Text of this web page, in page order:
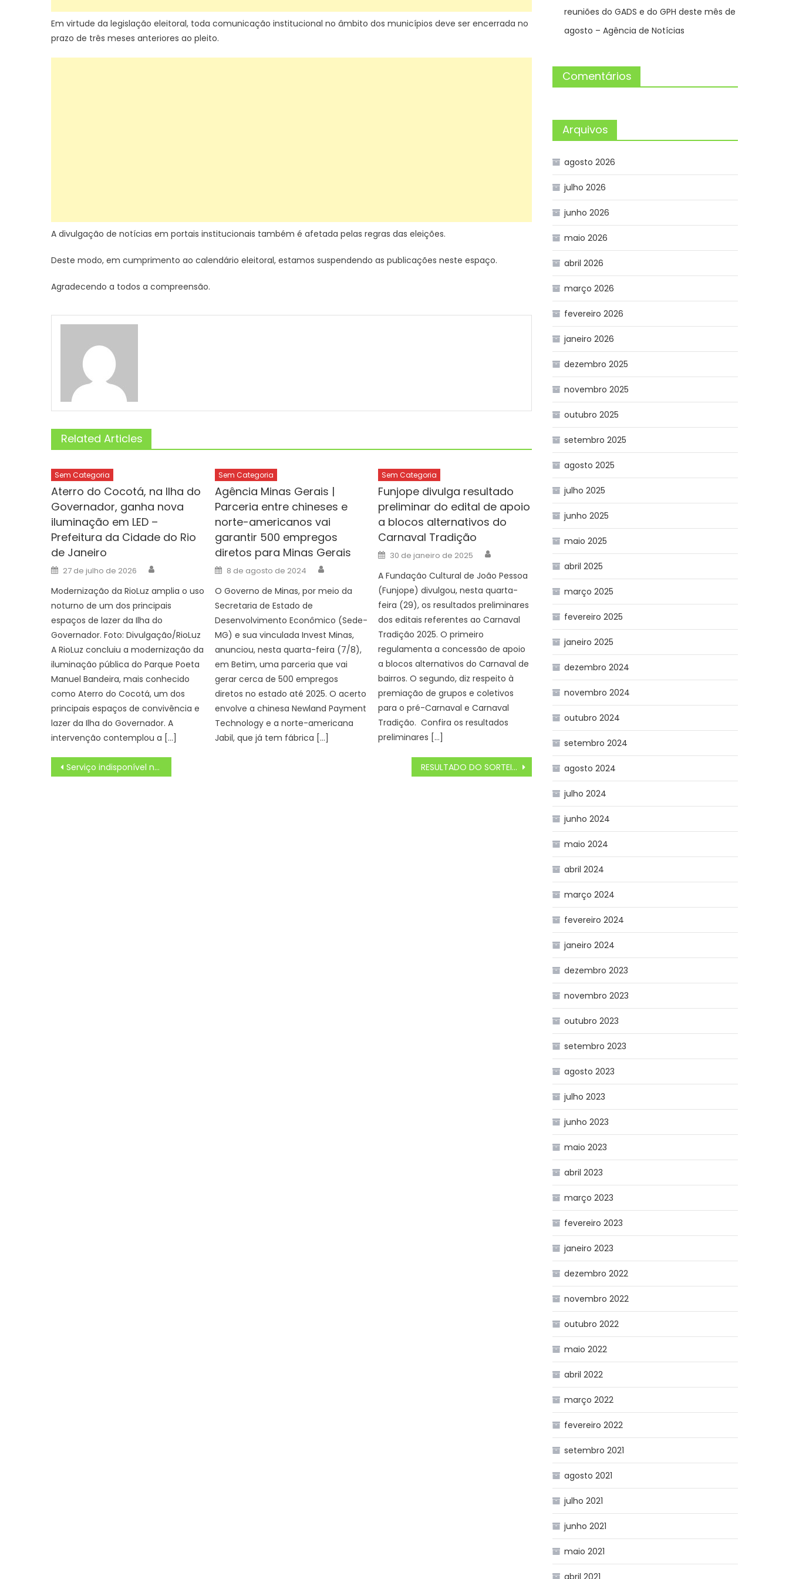
Em virtude da legislação eleitoral, toda comunicação institucional no âmbito dos municípios deve ser encerrada no
prazo de três meses anteriores ao pleito.
A divulgação de notícias em portais institucionais também é afetada pelas regras das eleições.
Deste modo, em cumprimento ao calendário eleitoral, estamos suspendendo as publicações neste espaço.
Agradecendo a todos a compreensão.
Related Articles
Sem Categoria
Aterro do Cocotá, na Ilha do
Governador, ganha nova
iluminação em LED –
Prefeitura da Cidade do Rio
de Janeiro
Posted
on
27 de julho de 2026
Modernização da RioLuz amplia o uso
noturno de um dos principais
espaços de lazer da Ilha do
Governador. Foto: Divulgação/RioLuz
A RioLuz concluiu a modernização da
iluminação pública do Parque Poeta
Manuel Bandeira, mais conhecido
como Aterro do Cocotá, um dos
principais espaços de convivência e
lazer da Ilha do Governador. A
intervenção contemplou a […]
Sem Categoria
Agência Minas Gerais |
Parceria entre chineses e
norte-americanos vai
garantir 500 empregos
diretos para Minas Gerais
Posted
on
8 de agosto de 2024
O Governo de Minas, por meio da
Secretaria de Estado de
Desenvolvimento Econômico (Sede-
MG) e sua vinculada Invest Minas,
anunciou, nesta quarta-feira (7/8),
em Betim, uma parceria que vai
gerar cerca de 500 empregos
diretos no estado até 2025. O acerto
envolve a chinesa Newland Payment
Technology e a norte-americana
Jabil, que já tem fábrica […]
Sem Categoria
Funjope divulga resultado
preliminar do edital de apoio
a blocos alternativos do
Carnaval Tradição
Posted
on
30 de janeiro de 2025
A Fundação Cultural de João Pessoa
(Funjope) divulgou, nesta quarta-
feira (29), os resultados preliminares
dos editais referentes ao Carnaval
Tradição 2025. O primeiro
regulamenta a concessão de apoio
a blocos alternativos do Carnaval de
bairros. O segundo, diz respeito à
premiação de grupos e coletivos
para o pré-Carnaval e Carnaval
Tradição. Confira os resultados
preliminares […]
Navegação
de
Serviço indisponível no momento RESULTADO DO SORTEIO SUPER SETE 604 DE HOJE QUARTA (02/10)
reuniões do GADS e do GPH deste mês de
agosto – Agência de Notícias
Comentários
Arquivos
agosto 2026
julho 2026
junho 2026
maio 2026
abril 2026
março 2026
fevereiro 2026
janeiro 2026
dezembro 2025
novembro 2025
outubro 2025
setembro 2025
agosto 2025
julho 2025
junho 2025
maio 2025
abril 2025
março 2025
fevereiro 2025
janeiro 2025
dezembro 2024
novembro 2024
outubro 2024
setembro 2024
agosto 2024
julho 2024
junho 2024
maio 2024
abril 2024
março 2024
fevereiro 2024
janeiro 2024
dezembro 2023
novembro 2023
outubro 2023
setembro 2023
agosto 2023
julho 2023
junho 2023
maio 2023
abril 2023
março 2023
fevereiro 2023
janeiro 2023
dezembro 2022
novembro 2022
outubro 2022
maio 2022
abril 2022
março 2022
fevereiro 2022
setembro 2021
agosto 2021
julho 2021
junho 2021
maio 2021
abril 2021